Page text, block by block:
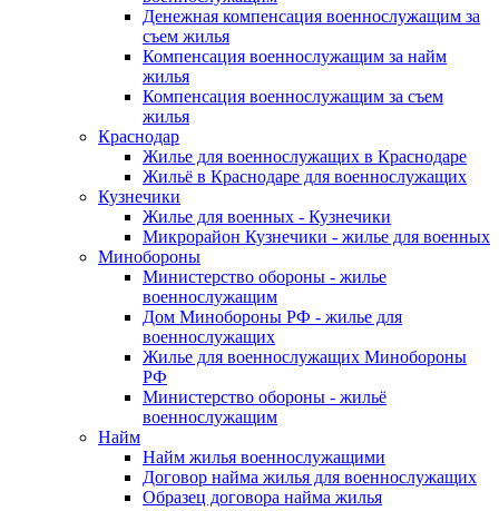
Денежная компенсация военнослужащим за
съем жилья
Компенсация военнослужащим за найм
жилья
Компенсация военнослужащим за съем
жилья
Краснодар
Жилье для военнослужащих в Краснодаре
Жильё в Краснодаре для военнослужащих
Кузнечики
Жилье для военных - Кузнечики
Микрорайон Кузнечики - жилье для военных
Минобороны
Министерство обороны - жилье
военнослужащим
Дом Минобороны РФ - жилье для
военнослужащих
Жилье для военнослужащих Минобороны
РФ
Министерство обороны - жильё
военнослужащим
Найм
Найм жилья военнослужащими
Договор найма жилья для военнослужащих
Образец договора найма жилья